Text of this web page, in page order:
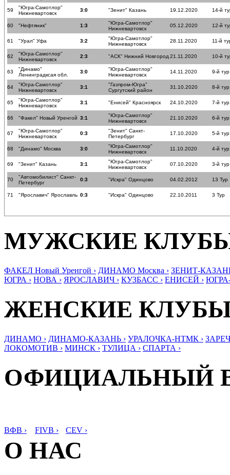
59
"Югра-Самотлор"
Нижневартовск
3:0 "Зенит" Казань 19.12.2020 14-й
60 "Нефтяник" 1:3
"Югра-Самотлор"
Нижневартовск
05.12.2020 12-й
61 "Урал" Уфа 3:2
"Югра-Самотлор"
Нижневартовск
28.11.2020 11-й
62
"Югра-Самотлор"
Нижневартовск
2:3 "АСК" Нижний Новгород 21.11.2020 10-й
63
"Динамо"
Ленинградксая обл.
3:0
"Югра-Самотлор"
Нижневартовск
14.11.2020 9-й тур
64
"Югра-Самотлор"
Нижневартовск
3:1
"Газпром-Югра"
Сургутский район
31.10.2020 8-й тур
65
"Югра-Самотлор"
Нижневартовск
3:1 "Енисей" Красноярск 24.10.2020 7-й тур
66 "Факел" Новый Уренгой 3:1
"Югра-Самотлор"
Нижневартовск
21.10.2020 6-й тур
67
"Югра-Самотлор"
Нижневартовск
0:3
"Зенит" Санкт-
Петербург
17.10.2020 5-й тур
68 "Динамо" Москва 3:0
"Югра-Самотлор"
Нижневартовск
11.10.2020 4-й тур
69 "Зенит" Казань 3:1
"Югра-Самотлор"
Нижневартовск
07.10.2020 3-й тур
70
"Автомобилист" Санкт-
Петербург
0:3 "Искра" Одинцово 04.02.2012 13 Тур
71 "Ярославич" Ярославль 0:3 "Искра" Одинцово 22.10.2011 3 Тур
МУЖСКИЕ
ФАКЕЛ Новый Уренгой › ДИНАМО Москва › ЗЕНИТ-
ЮГРА › НОВА › ЯРОСЛАВИЧ › КУЗБАСС › ЕНИСЕЙ ›
ЖЕНСКИЕ
ДИНАМО › ДИНАМО-КАЗАНЬ › УРАЛОЧКА-НТМК ›
ЛОКОМОТИВ › МИНСК › ТУЛИЦА › СПАРТА ›
ОФИЦИАЛЬНЫЙ
ВФВ › FIVB › CEV ›
О НАС